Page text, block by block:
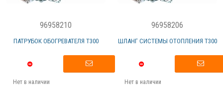
96958210
ПАТРУБОК ОБОГРЕВАТЕЛЯ T300
Нет в наличии
96958206
ШЛАНГ СИСТЕМЫ ОТОПЛЕНИЯ T300
Нет в наличии